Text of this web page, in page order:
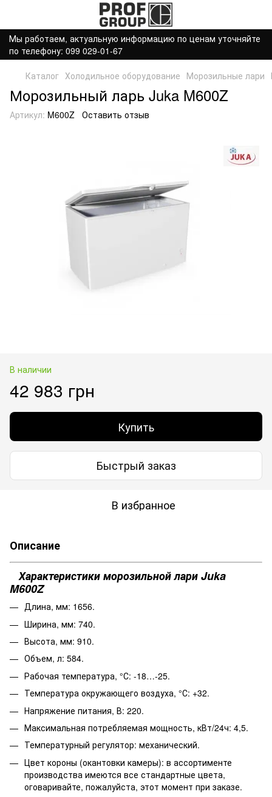
Мы работаем, актуальную информацию по ценам уточняйте
по телефону: 099 029-01-67
Каталог Холодильное оборудование Морозильные лари
Морозильный ларь Juka M600Z
Артикул: M600Z Оставить отзыв
В наличии
42 983 грн
Купить
Быстрый заказ
В избранное
Описание
Характеристики морозильной лари Juka
M600Z
Длина, мм: 1656.
Ширина, мм: 740.
Высота, мм: 910.
Объем, л: 584.
Рабочая температура, °С: -18…-25.
Температура окружающего воздуха, °С: +32.
Напряжение питания, В: 220.
Максимальная потребляемая мощность, кВт/24ч: 4,5.
Температурный регулятор: механический.
Цвет короны (окантовки камеры): в ассортименте
производства имеются все стандартные цвета,
оговаривайте, пожалуйста, этот момент при заказе.